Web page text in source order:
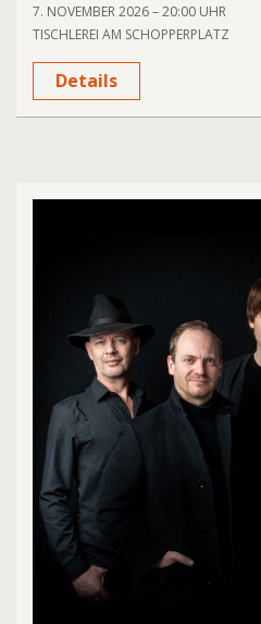
7. NOVEMBER 2026 – 20:00 UHR
TISCHLEREI AM SCHOPPERPLATZ
Details